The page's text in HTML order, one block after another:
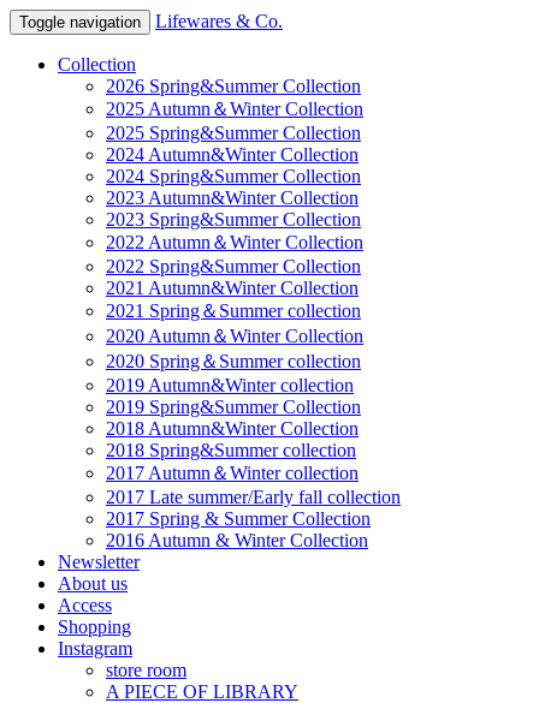
Toggle navigation Lifewares & Co.
Collection
2026 Spring&Summer Collection
2025 Autumn＆Winter Collection
2025 Spring&Summer Collection
2024 Autumn&Winter Collection
2024 Spring&Summer Collection
2023 Autumn&Winter Collection
2023 Spring&Summer Collection
2022 Autumn＆Winter Collection
2022 Spring&Summer Collection
2021 Autumn&Winter Collection
2021 Spring＆Summer collection
2020 Autumn＆Winter Collection
2020 Spring＆Summer collection
2019 Autumn&Winter collection
2019 Spring&Summer Collection
2018 Autumn&Winter Collection
2018 Spring&Summer collection
2017 Autumn＆Winter collection
2017 Late summer/Early fall collection
2017 Spring & Summer Collection
2016 Autumn & Winter Collection
Newsletter
About us
Access
Shopping
Instagram
store room
A PIECE OF LIBRARY